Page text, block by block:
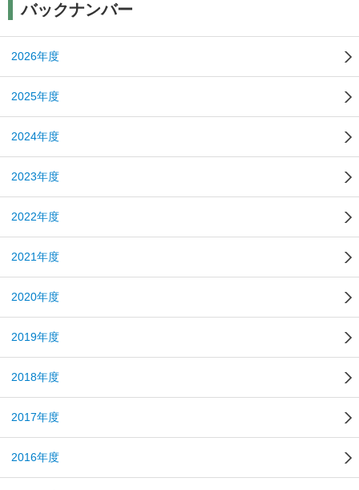
バックナンバー
2026年度
2025年度
2024年度
2023年度
2022年度
2021年度
2020年度
2019年度
2018年度
2017年度
2016年度